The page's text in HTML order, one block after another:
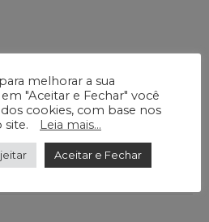
melhorar a sua
"Aceitar e Fechar" você
cookies, com base nos
site.
Leia mais...
Aceitar e Fechar